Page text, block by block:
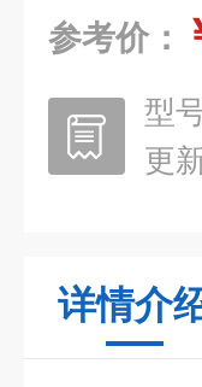
参考价：
型
更
详情介